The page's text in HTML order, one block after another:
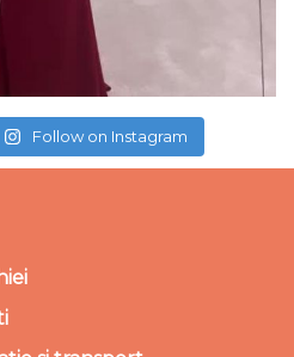
Follow on Instagram